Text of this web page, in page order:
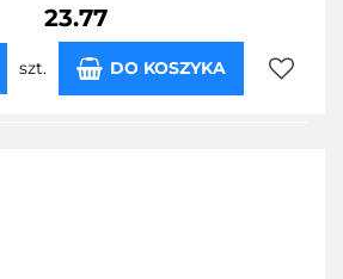
23.77
szt. DO KOSZYKA